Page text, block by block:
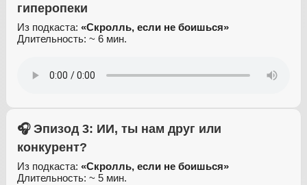
гиперопеки
Из подкаста: «Скролль, если не боишься»
Длительность: ~ 6 мин.
🎧 Эпизод 3: ИИ, ты нам друг или
конкурент?
Из подкаста: «Скролль, если не боишься»
Длительность: ~ 5 мин.